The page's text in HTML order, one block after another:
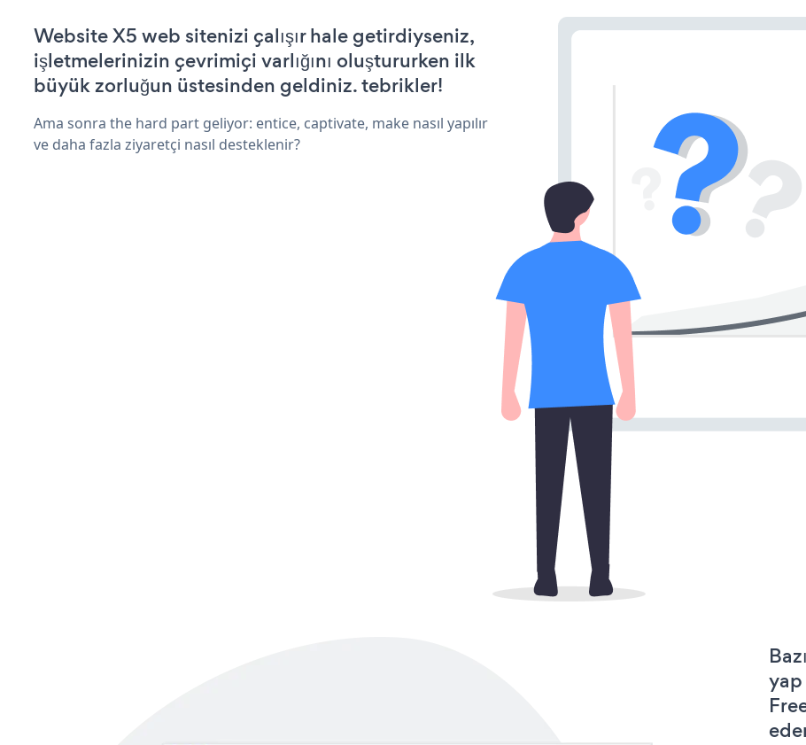
Website X5 web sitenizi çalışır hale getirdiyseniz,
işletmelerinizin çevrimiçi varlığını oluştururken ilk
büyük zorluğun üstesinden geldiniz. tebrikler!
Ama sonra the hard part geliyor: entice, captivate, make nasıl yapılır
ve daha fazla ziyaretçi nasıl desteklenir?